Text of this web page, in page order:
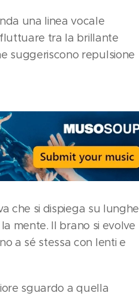
una linea vocale
tra la brillante
suggeriscono repulsione
che si dispiega su lunghe
mente. Il brano si evolve
a sé stessa con lenti e
sguardo a quella